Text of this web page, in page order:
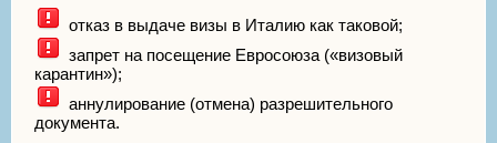
отказ в выдаче визы в Италию как таковой;
запрет на посещение Евросоюза («визовый
карантин»);
аннулирование (отмена) разрешительного
документа.